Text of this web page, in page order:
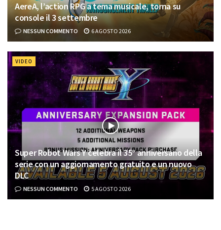
AereA, l’action RPG a tema musicale, torna su
console il 3 settembre
NESSUN COMMENTO 6 AGOSTO 2026
VIDEO
Super Robot Wars Y celebra il 35° anniversario della
serie con un aggiornamento gratuito e un nuovo
DLC
NESSUN COMMENTO 5 AGOSTO 2026